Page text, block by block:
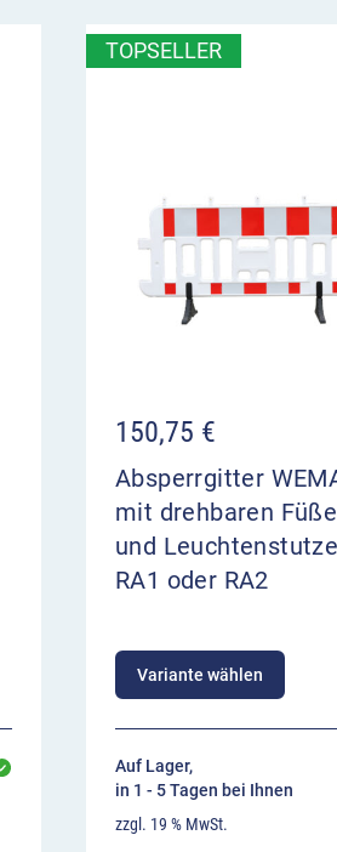
TOPSELLER
150,75 €
Absperrgitter
mit drehbaren
und
RA1 oder RA2
Variante wählen
Auf Lager,
in 1 - 5 Tagen bei Ihnen
zzgl. 19 % MwSt.